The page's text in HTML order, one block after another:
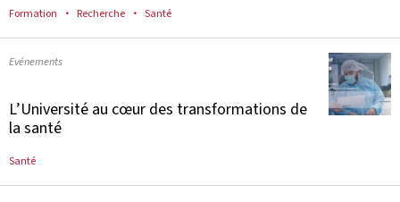
Formation Recherche Santé
Evénements
L’Université au cœur des transformations de
la santé
Santé